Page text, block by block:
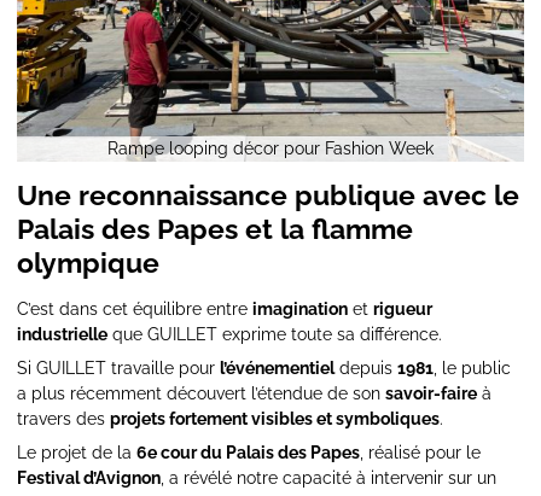
Rampe looping décor pour Fashion Week
Une reconnaissance publique avec le
Palais des Papes et la flamme
olympique
C’est dans cet équilibre entre imagination et rigueur
industrielle que GUILLET exprime toute sa différence.
Si GUILLET travaille pour l’événementieldepuis 1981 , le public
a plus récemment découvert l’étendue de son savoir-faire à
travers des projets fortement visibles et symboliques.
Le projet de la 6e cour du Palais des Papes , réalisé pour le
Festival d’Avignon , a révélé notre capacité à intervenir sur un